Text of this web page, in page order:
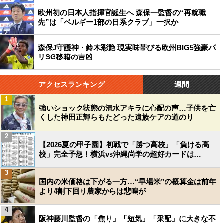
欧州初の日本人指揮官誕生へ 森保一監督の“再就職
先”は「ベルギー1部の日系クラブ」一択か
森保J守護神・鈴木彩艶 現実味帯びる欧州BIG5強豪パ
リSG移籍の吉凶
アクセスランキング 週間
強いショック状態の清水アキラに心配の声…子供を亡
くした神田正輝らもたどった遺族ケアの道のり
1
【2026夏の甲子園】初戦で「勝つ高校」「負ける高
校」完全予想！横浜vs沖縄尚学の超好カードは…
2
国内の米価格は下がる一方…“早場米”の概算金は前年
より4割下回り農家からは悲鳴が
3
阪神藤川監督の「焦り」「短気」「采配」に大きな不
4